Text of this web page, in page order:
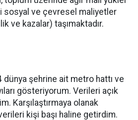
sosyal ve çevresel maliyetler
ve kazalar) taşımaktadır.
dünya şehrine ait metro hattı ve
gösteriyorum. Verileri açık
Karşılaştırmaya olanak
kişi başı haline getirdim.